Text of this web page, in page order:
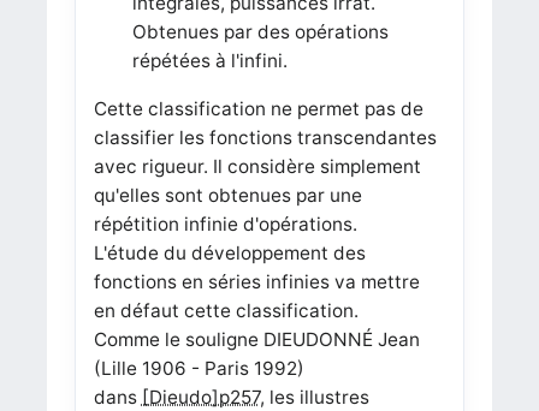
Obtenues par des opérations
répétées à l'infini.
Cette classification ne permet pas de
classifier les fonctions transcendantes
avec rigueur. Il considère simplement
qu'elles sont obtenues par une
répétition infinie d'opérations.
L'étude du développement des
fonctions en séries infinies va mettre
en défaut cette classification.
Comme le souligne DIEUDONNÉ Jean
(Lille 1906 - Paris 1992)
dans [Dieudo]p257, les illustres